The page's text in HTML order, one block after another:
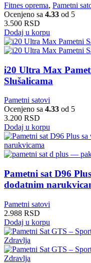
Fitnes oprema, Pametni
Ocenjeno sa 4.33 od 5
3.500 RSD
Dodaj u korpu
i20 Ultra Max
Slušalicama
Pametni satovi
Ocenjeno sa 4.33 od 5
3.200 RSD
Dodaj u korpu
Pametni sat D96
dodatnim
Pametni satovi
2.988 RSD
Dodaj u korpu